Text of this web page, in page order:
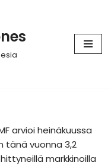
arvioi heinäkuussa
tänä vuonna 3,2
markkinoilla